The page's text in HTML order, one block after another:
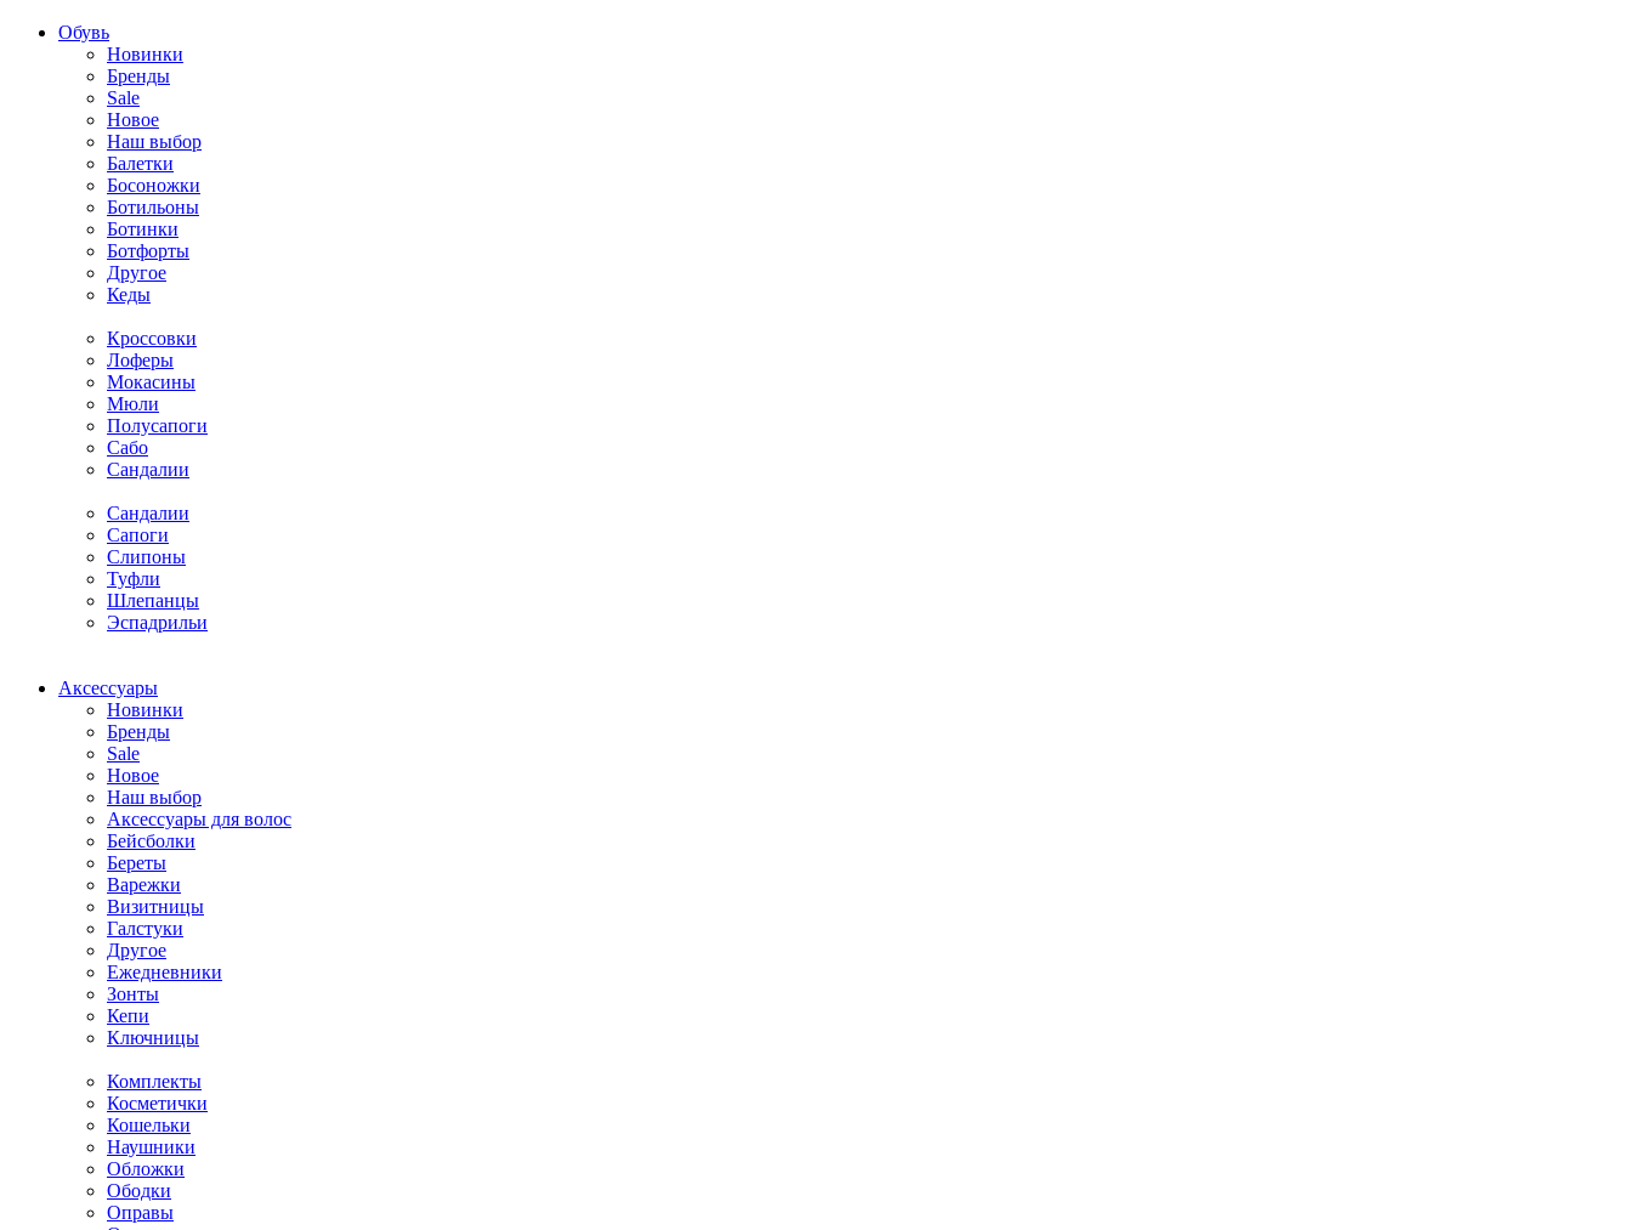
Обувь
Новинки
Бренды
Sale
Новое
Наш выбор
Балетки
Босоножки
Ботильоны
Ботинки
Ботфорты
Другое
Кеды
Кроссовки
Лоферы
Мокасины
Мюли
Полусапоги
Сабо
Сандалии
Сандалии
Сапоги
Слипоны
Туфли
Шлепанцы
Эспадрильи
Аксессуары
Новинки
Бренды
Sale
Новое
Наш выбор
Аксессуары для волос
Бейсболки
Береты
Варежки
Визитницы
Галстуки
Другое
Ежедневники
Зонты
Кепи
Ключницы
Комплекты
Косметички
Кошельки
Наушники
Обложки
Ободки
Оправы